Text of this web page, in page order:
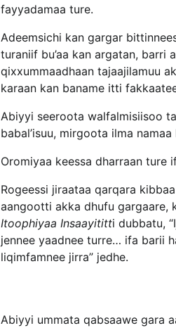
fayyadamaa ture.
Adeemsichi kan gargar
turaniif bu’aa kan argatan, barri
qixxummaadhaan tajaajilamuu
karaan kan baname itti
Abiyyi seeroota walfalmisiisoo
babal’isuu, mirgoota ilma
Oromiyaa keessa dharraan ture
Rogeessi jiraataa qarqara
aangootti akka dhufu gargaare,
Itoophiyaa Insaayititti dubbatu,
jennee yaadnee turre… ifa barii
liqimfamnee jirra” jedhe.
Abiyyi ummata qabsaawe gara